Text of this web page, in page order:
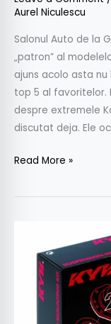
Aurel Niculescu
Salonul Auto de la
„patron” al
ajuns acolo asta
top 5 al favoritelor.
despre extremele
discutat deja. Ele
Read More »